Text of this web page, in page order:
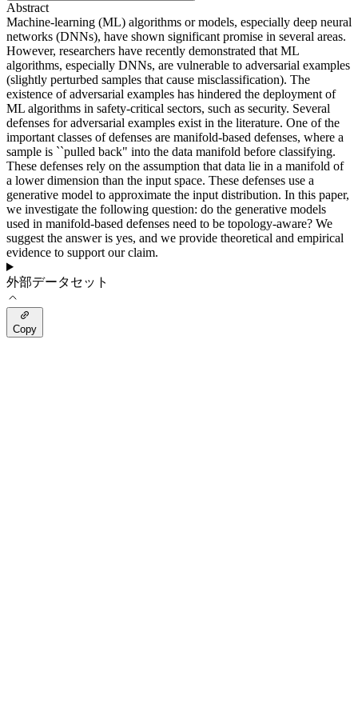
Abstract
Machine-learning (ML) algorithms or models, especially deep neural
networks (DNNs), have shown significant promise in several areas.
However, researchers have recently demonstrated that ML
algorithms, especially DNNs, are vulnerable to adversarial examples
(slightly perturbed samples that cause misclassification). The
existence of adversarial examples has hindered the deployment of
ML algorithms in safety-critical sectors, such as security. Several
defenses for adversarial examples exist in the literature. One of the
important classes of defenses are manifold-based defenses, where a
sample is ``pulled back" into the data manifold before classifying.
These defenses rely on the assumption that data lie in a manifold of
a lower dimension than the input space. These defenses use a
generative model to approximate the input distribution. In this paper,
we investigate the following question: do the generative models
used in manifold-based defenses need to be topology-aware? We
suggest the answer is yes, and we provide theoretical and empirical
evidence to support our claim.
外部データセット
Copy